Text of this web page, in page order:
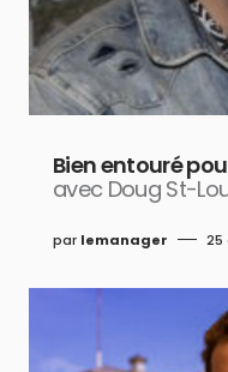
Bien entouré
avec Doug St-
par lemanager 25